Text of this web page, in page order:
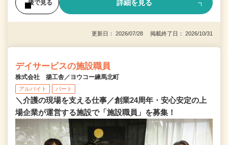
後で見る 詳細を見る
更新日： 2026/07/28 掲載終了日： 2026/10/31
デイサービスの施設職員
株式会社 揚工舎／ヨウコー練馬北町
アルバイト パート
＼介護の現場を支える仕事／創業24周年・安心安定の上
場企業が運営する施設で「施設職員」を募集！